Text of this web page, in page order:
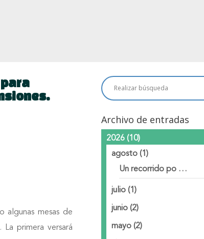
algunas mesas de
primera versará
Archivo de entradas
2026(10)
agosto(1)
Un recorrido po …
julio(1)
junio(2)
mayo(2)